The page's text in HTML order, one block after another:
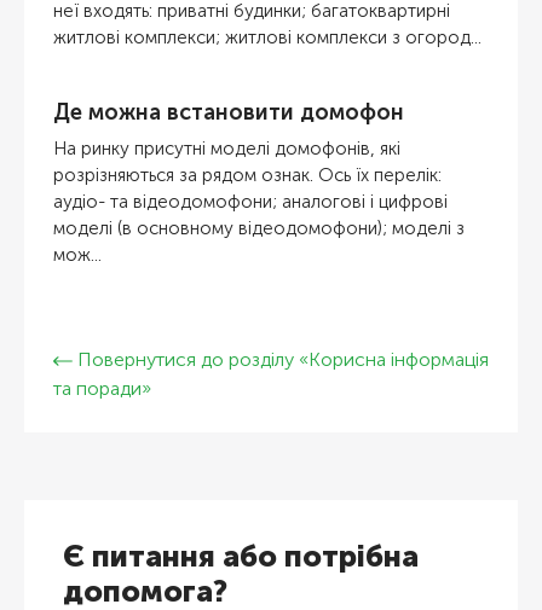
неї входять: приватні будинки; багатоквартирні
житлові комплекси; житлові комплекси з огород...
Де можна встановити домофон
На ринку присутні моделі домофонів, які
розрізняються за рядом ознак. Ось їх перелік:
аудіо- та відеодомофони; аналогові і цифрові
моделі (в основному відеодомофони); моделі з
мож...
Повернутися до розділу «Корисна інформація
та поради»
Є питання або потрібна
допомога?